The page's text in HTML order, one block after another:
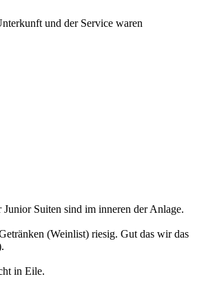
und der Service waren
Suiten sind im inneren der Anlage.
(Weinlist) riesig. Gut das wir das
in Eile.